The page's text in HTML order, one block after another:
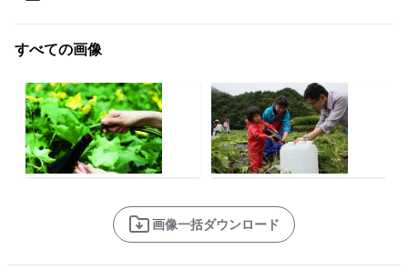
すべての画像
画像一括ダウンロード